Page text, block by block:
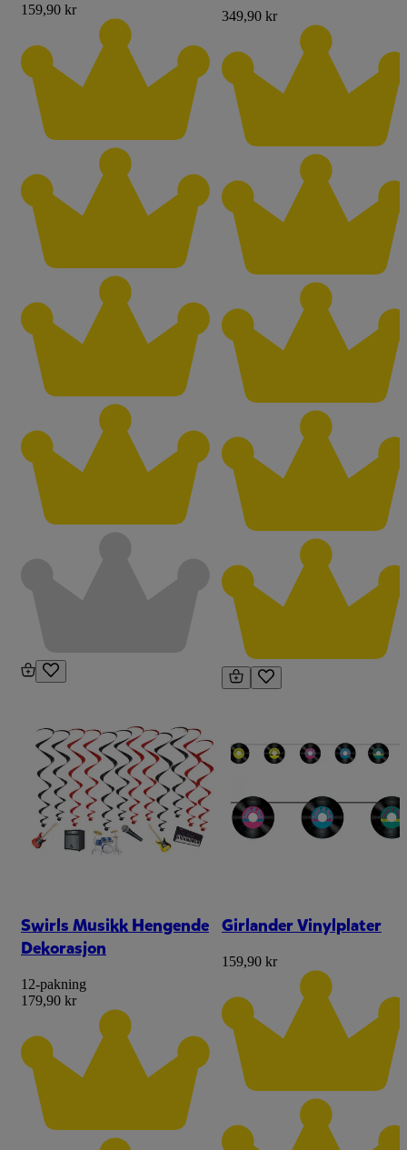
159,90 kr 349,90 kr
Swirls Musikk Hengende
Dekorasjon
12-pakning
179,90 kr
Girlander Vinylplater
159,90 kr